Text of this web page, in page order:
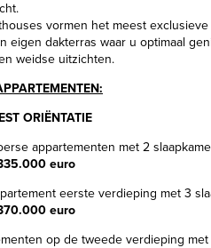
vormen het meest
eigen dakterras waar u optimaal
weidse uitzichten.
ORIËNTATIE
appartementen met 2
euro
eerste verdieping met 3
euro
op de tweede verdieping met